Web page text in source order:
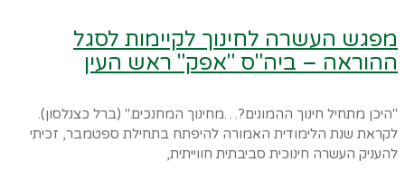
מפגש העשרה לחינוך לקיימות לסגל
ההוראה – ביה"ס "אפק" ראש העין
"היכן מתחיל חינוך ההמונים?…מחינוך המחנכים." (ברל כצנלסון).
לקראת שנת הלימודית האמורה להיפתח בתחילת ספטמבר, זכיתי
להעניק העשרה חינוכית סביבתית חווייתית,